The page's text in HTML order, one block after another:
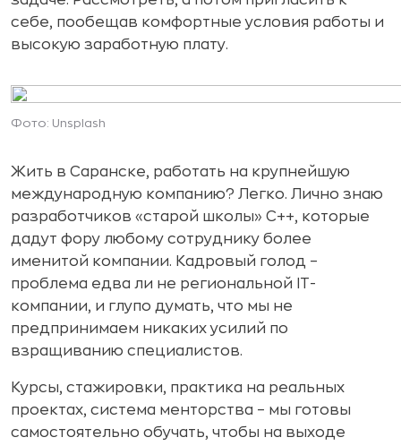
себе, пообещав комфортные условия работы и
высокую заработную плату.
Фото: Unsplash
Жить в Саранске, работать на крупнейшую
международную компанию? Легко. Лично знаю
разработчиков «старой школы» С++, которые
дадут фору любому сотруднику более
именитой компании. Кадровый голод –
проблема едва ли не региональной IT-
компании, и глупо думать, что мы не
предпринимаем никаких усилий по
взращиванию специалистов.
Курсы, стажировки, практика на реальных
проектах, система менторства – мы готовы
самостоятельно обучать, чтобы на выходе